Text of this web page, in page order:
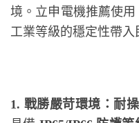
境。立申電機推薦使用
工業等級的穩定性帶入
1. 戰勝嚴苛環境：耐